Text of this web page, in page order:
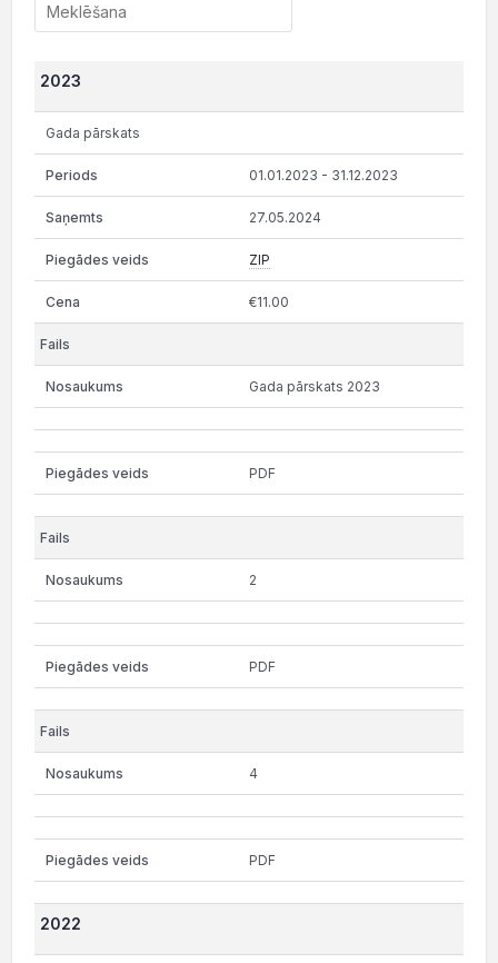
2023
Gada pārskats
01.01.2023 - 31.12.2023
27.05.2024
ZIP
€11.00
Gada pārskats 2023
PDF
2
PDF
4
PDF
2022